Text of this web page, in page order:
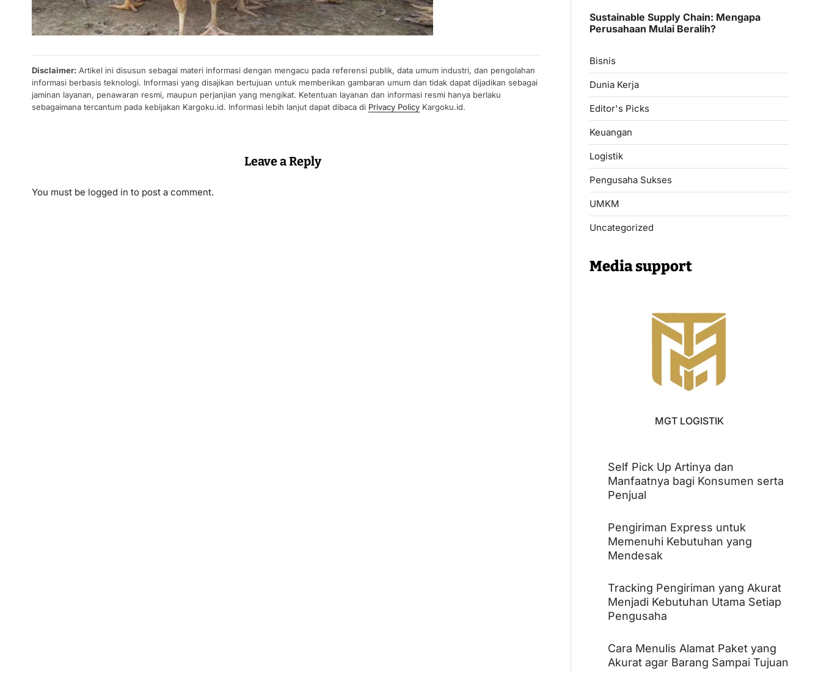
Disclaimer: Artikel ini disusun sebagai materi informasi dengan mengacu pada referensi publik, data umum industri, dan pengolahan
informasi berbasis teknologi. Informasi yang disajikan bertujuan untuk memberikan gambaran umum dan tidak dapat dijadikan sebagai
jaminan layanan, penawaran resmi, maupun perjanjian yang mengikat. Ketentuan layanan dan informasi resmi hanya berlaku
sebagaimana tercantum pada kebijakan Kargoku.id. Informasi lebih lanjut dapat dibaca di Privacy Policy Kargoku.id.
Leave a Reply
You must be logged in to post a comment.
Sustainable Supply Chain: Mengapa
Perusahaan Mulai Beralih?
Bisnis
Dunia Kerja
Editor's Picks
Keuangan
Logistik
Pengusaha Sukses
UMKM
Uncategorized
Media support
MGT LOGISTIK
Self Pick Up Artinya dan
Manfaatnya bagi Konsumen serta
Penjual
Pengiriman Express untuk
Memenuhi Kebutuhan yang
Mendesak
Tracking Pengiriman yang Akurat
Menjadi Kebutuhan Utama Setiap
Pengusaha
Cara Menulis Alamat Paket yang
Akurat agar Barang Sampai Tujuan